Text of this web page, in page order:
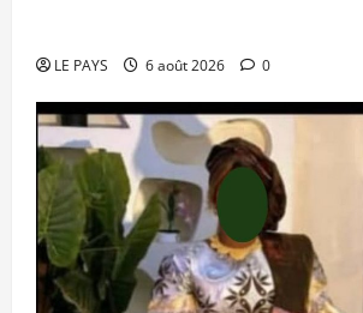
LE PAYS 6 août 2026 0